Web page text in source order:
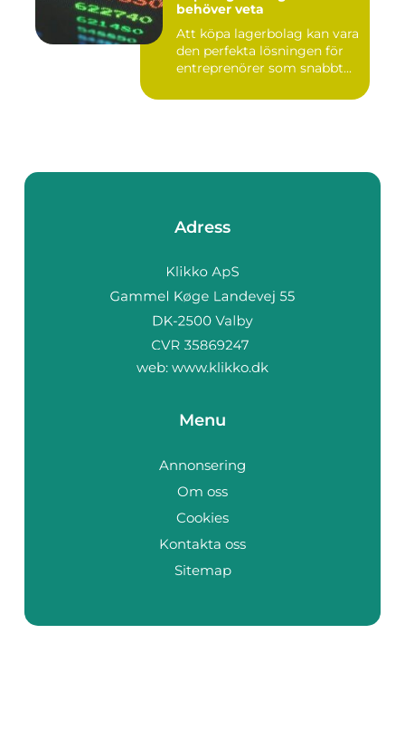
behöver veta
Att köpa lagerbolag kan vara
den perfekta lösningen för
entreprenörer som snabbt...
Adress
web: www.klikko.dk
Menu
Annonsering
Om oss
Cookies
Kontakta oss
Sitemap